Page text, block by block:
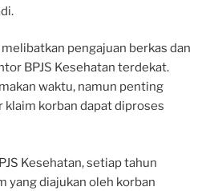
pengajuan berkas dan
BPJS Kesehatan terdekat.
waktu, namun penting
klaim korban dapat diproses
Kesehatan, setiap tahun
yang diajukan oleh korban